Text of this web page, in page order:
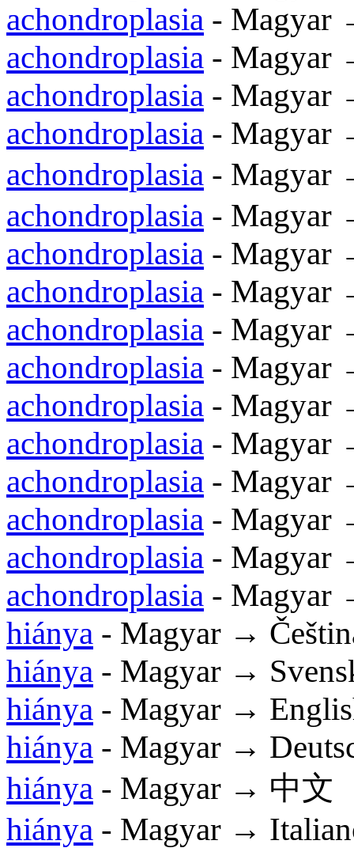
achondroplasia - Magyar
achondroplasia - Magyar
achondroplasia - Magyar
achondroplasia - Magyar
achondroplasia - Magyar
achondroplasia - Magyar
achondroplasia - Magyar
achondroplasia - Magyar
achondroplasia - Magyar
achondroplasia - Magyar
achondroplasia - Magyar
achondroplasia
achondroplasia - Magyar
achondroplasia - Magyar
achondroplasia - Magyar
achondroplasia - Magyar
hiánya - Magyar →
hiánya - Magyar →
hiánya - Magyar →
hiánya - Magyar →
hiánya - Magyar → 中文
hiánya - Magyar →